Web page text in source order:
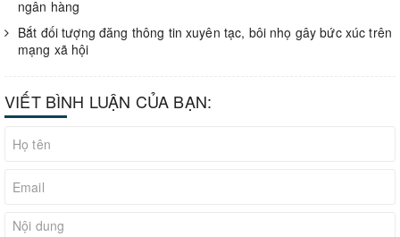
ngân hàng
Bắt đối tượng đăng thông tin xuyên tạc, bôi nhọ gây bức xúc trên
mạng xã hội
VIẾT BÌNH LUẬN CỦA BẠN: